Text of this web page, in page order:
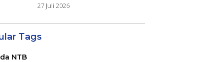
27 Juli 2026
Tags
NTB